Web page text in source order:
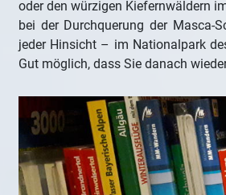
oder den würzigen Kiefernwäldern
bei der Durchquerung der
jeder Hinsicht – im Nationalpark
Gut möglich, dass Sie danach